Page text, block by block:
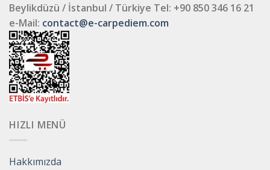
Beylikdüzü / İstanbul / Türkiye Tel: +90 850 346 16 21
e-Mail: contact@e-carpediem.com
HIZLI MENÜ
Hakkımızda